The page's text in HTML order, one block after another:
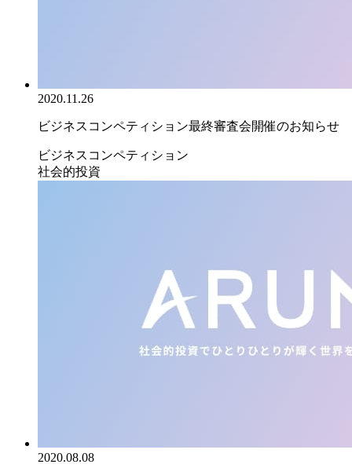
2020.11.26
ビジネスコンペティション最終審査会開催のお知らせ
ビジネスコンペティション
社会的投資
2020.08.08